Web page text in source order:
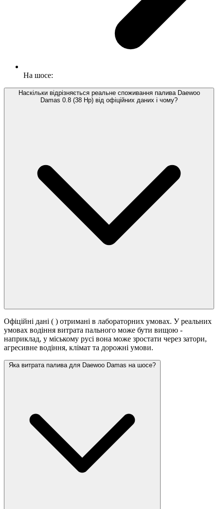
На шосе:
Наскільки відрізняється реальне споживання палива Daewoo
Damas 0.8 (38 Hp) від офіційних даних і чому?
Офіційні дані ( ) отримані в лабораторних умовах. У реальних
умовах водіння витрата пального може бути вищою -
наприклад, у міському русі вона може зростати через затори,
агресивне водіння, клімат та дорожні умови.
Яка витрата палива для Daewoo Damas на шосе?